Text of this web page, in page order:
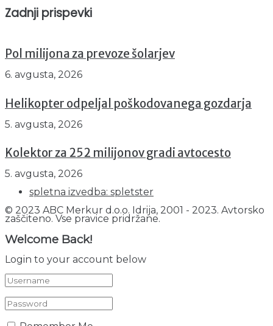
Zadnji prispevki
Pol milijona za prevoze šolarjev
6. avgusta, 2026
Helikopter odpeljal poškodovanega gozdarja
5. avgusta, 2026
Kolektor za 252 milijonov gradi avtocesto
5. avgusta, 2026
spletna izvedba: spletster
© 2023 ABC Merkur d.o.o. Idrija, 2001 - 2023. Avtorsko
zaščiteno. Vse pravice pridržane.
Welcome Back!
Login to your account below